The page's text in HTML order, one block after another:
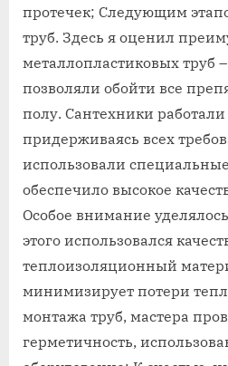
протечек; Следующим
труб. Здесь я оценил
металлопластиковых труб
позволяли обойти все
полу. Сантехники
придерживаясь всех
использовали
обеспечило высокое
Особое внимание
этого использовался
теплоизоляционный
минимизирует потери
монтажа труб‚ мастера
герметичность‚